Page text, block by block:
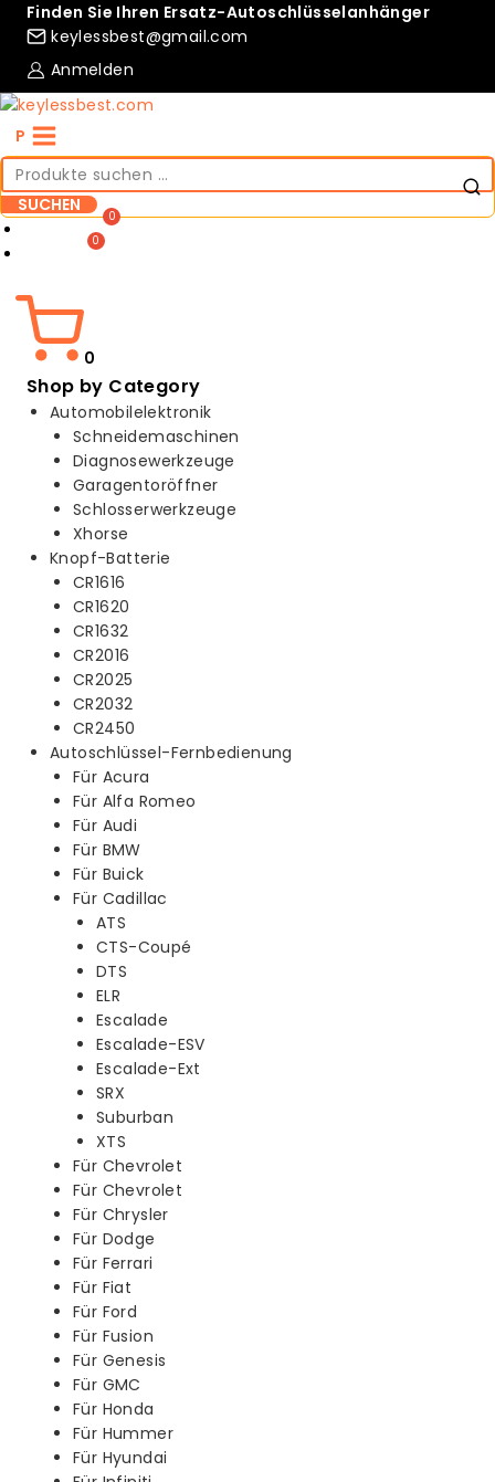
Skip
content
Finden Sie Ihren Ersatz-Autoschlüsselanhänger
keylessbest@gmail.com
Anmelden
P
Suche
nach:
SUCHEN
Compare
Wishlist
0
Shop by Category
Automobilelektronik
Schneidemaschinen
Diagnosewerkzeuge
Garagentoröffner
Schlosserwerkzeuge
Xhorse
Knopf-Batterie
CR1616
CR1620
CR1632
CR2016
CR2025
CR2032
CR2450
Autoschlüssel-Fernbedienung
Für Acura
Für Alfa Romeo
Für Audi
Für BMW
Für Buick
Für Cadillac
ATS
CTS-Coupé
DTS
ELR
Escalade
Escalade-ESV
Escalade-Ext
SRX
Suburban
XTS
Für Chevrolet
Für Chevrolet
Für Chrysler
Für Dodge
Für Ferrari
Für Fiat
Für Ford
Für Fusion
Für Genesis
Für GMC
Für Honda
Für Hummer
Für Hyundai